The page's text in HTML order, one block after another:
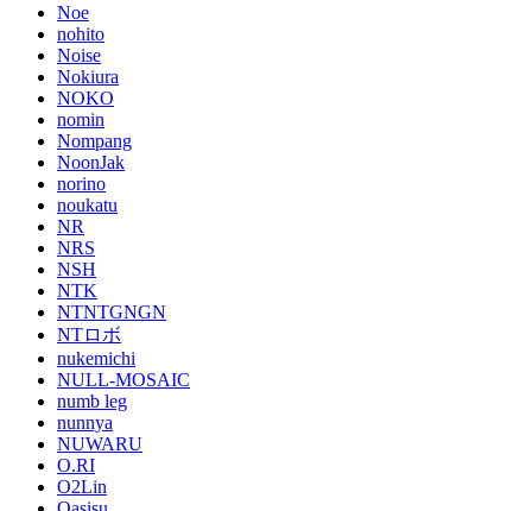
Noe
nohito
Noise
Nokiura
NOKO
nomin
Nompang
NoonJak
norino
noukatu
NR
NRS
NSH
NTK
NTNTGNGN
NTロボ
nukemichi
NULL-MOSAIC
numb leg
nunnya
NUWARU
O.RI
O2Lin